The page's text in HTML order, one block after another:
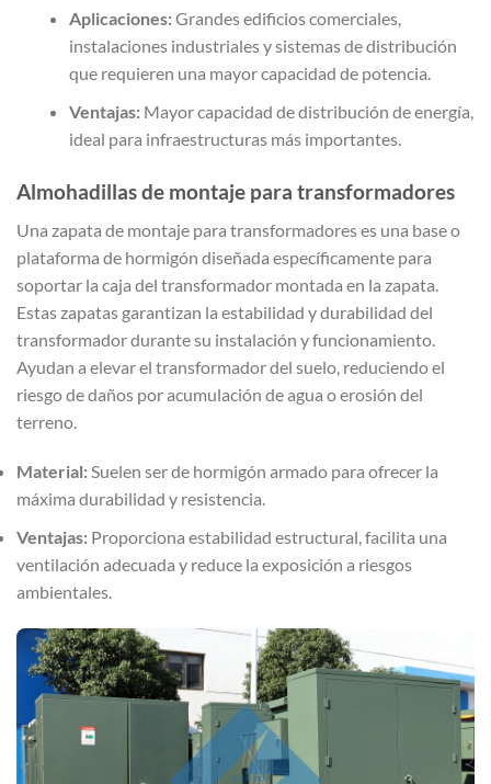
Aplicaciones:Grandes edificios comerciales,
instalaciones industriales y sistemas de distribución
que requieren una mayor capacidad de potencia.
Ventajas: Mayor capacidad de distribución de energía,
ideal para infraestructuras más importantes.
Almohadillas de montaje para transformadores
Una zapata de montaje para transformadores es una base o
plataforma de hormigón diseñada específicamente para
soportar la caja del transformador montada en la zapata.
Estas zapatas garantizan la estabilidad y durabilidad del
transformador durante su instalación y funcionamiento.
Ayudan a elevar el transformador del suelo, reduciendo el
riesgo de daños por acumulación de agua o erosión del
terreno.
Material:Suelen ser de hormigón armado para ofrecer la
máxima durabilidad y resistencia.
Ventajas: Proporciona estabilidad estructural, facilita una
ventilación adecuada y reduce la exposición a riesgos
ambientales.